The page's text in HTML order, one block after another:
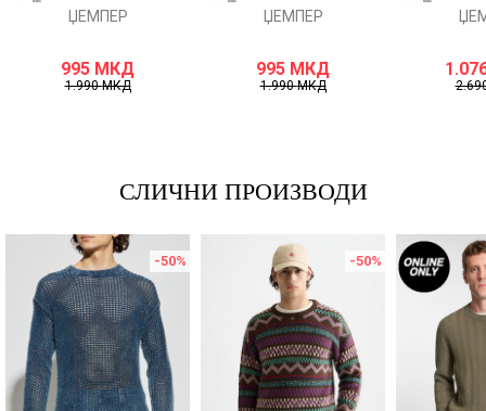
ЏЕМПЕР
995 МКД
1.990МКД
ЏЕМПЕР
995 МКД
1.990МКД
СЛИЧНИ ПРОИЗВОДИ
-50% -50%